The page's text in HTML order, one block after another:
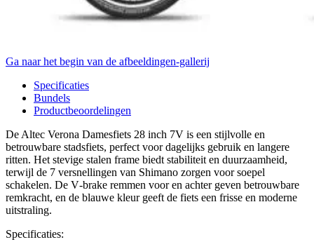
Ga naar het begin van de afbeeldingen-gallerij
Specificaties
Bundels
Productbeoordelingen
De Altec Verona Damesfiets 28 inch 7V is een stijlvolle en
betrouwbare stadsfiets, perfect voor dagelijks gebruik en langere
ritten. Het stevige stalen frame biedt stabiliteit en duurzaamheid,
terwijl de 7 versnellingen van Shimano zorgen voor soepel
schakelen. De V‑brake remmen voor en achter geven betrouwbare
remkracht, en de blauwe kleur geeft de fiets een frisse en moderne
uitstraling.
Specificaties: